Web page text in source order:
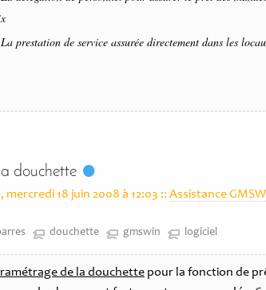
La prestation de service assurée directement dans les
douchette
18 juin 2008 à 12:03 :: Assistance
douchette gmswin logiciel
de la douchettepour la fonction de